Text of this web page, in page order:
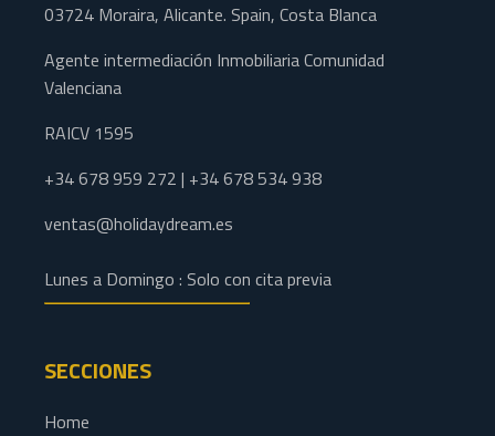
03724 Moraira, Alicante. Spain, Costa Blanca
Agente intermediación Inmobiliaria Comunidad
Valenciana
RAICV 1595
+34 678 959 272 | +34 678 534 938
ventas@holidaydream.es
Lunes a Domingo : Solo con cita previa
SECCIONES
Home